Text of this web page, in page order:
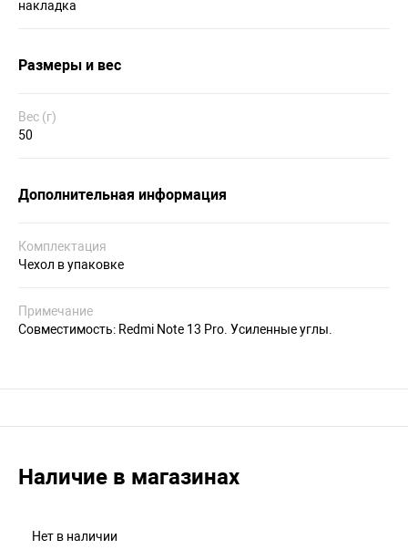
накладка
Размеры и вес
Вес (г)
50
Дополнительная информация
Комплектация
Чехол в упаковке
Примечание
Совместимость: Redmi Note 13 Pro. Усиленные углы.
Наличие в магазинах
Нет в наличии